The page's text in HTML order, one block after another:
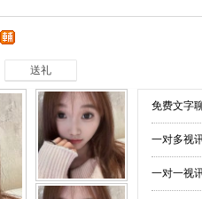
送礼
免费文字
一对多视
一对一视